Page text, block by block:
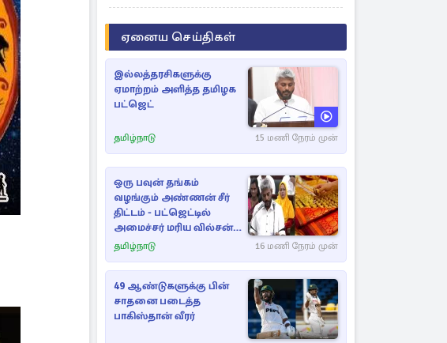
ஏனைய செய்திகள்
இல்லத்தரசிகளுக்கு
ஏமாற்றம் அளித்த தமிழக
பட்ஜெட்
தமிழ்நாடு 15 மணி நேரம் முன்
ஒரு பவுன் தங்கம்
வழங்கும் அண்ணன் சீர்
திட்டம் - பட்ஜெட்டில்
அமைச்சர் மரிய வில்சன்
அறிவிப்பு!
தமிழ்நாடு 16 மணி நேரம் முன்
49 ஆண்டுகளுக்கு பின்
சாதனை படைத்த
பாகிஸ்தான் வீரர்